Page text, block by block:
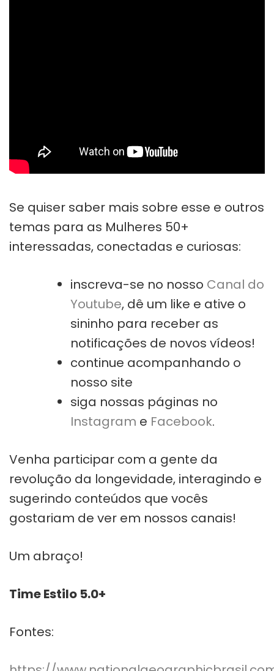
Se quiser saber mais sobre esse e outros
temas para as Mulheres 50+
interessadas, conectadas e curiosas:
inscreva-se no nosso Canal do
Youtube, dê um like e ative o
sininho para receber as
notificações de novos vídeos!
continue acompanhando o
nosso site
siga nossas páginas no
Instagram e Facebook.
Venha participar com a gente da
revolução da longevidade, interagindo e
sugerindo conteúdos que vocês
gostariam de ver em nossos canais!
Um abraço!
Time Estilo 5.0+
Fontes: